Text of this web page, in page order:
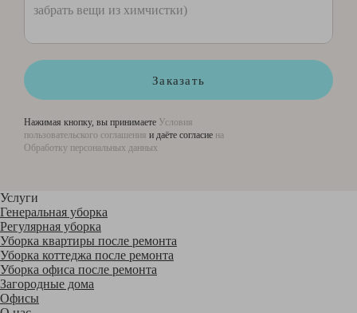
Заказать
Нажимая кнопку, вы принимаете Условия
пользовательского соглашения и даёте согласие на
Обработку персональных данных
Услуги
Генеральная уборка
Регулярная уборка
Уборка квартиры после ремонта
Уборка коттеджа после ремонта
Уборка офиса после ремонта
Загородные дома
Офисы